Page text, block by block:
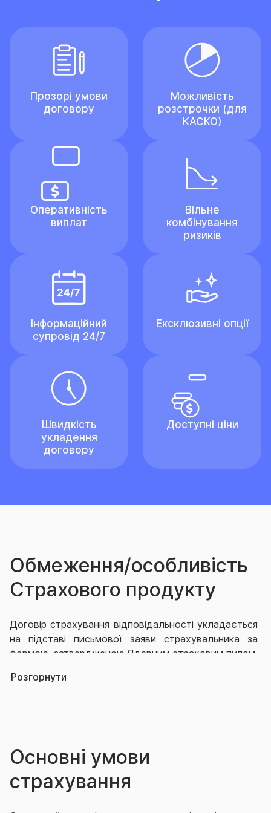
Прозорі умови
договору
Можливість
розстрочки (для
КАСКО)
Оперативність
виплат
Вільне
комбінування
ризиків
Інформаційний
супровід 24/7
Ексклюзивні опції
Швидкість
укладення
договору
Доступні ціни
Обмеження/особливість
Страхового продукту
Договір страхування відповідальності укладається
на підставі письмової заяви страхувальника за
формою, затвердженою Ядерним страховим пулом,
страхувальником лише після призначення
Розгорнути
Основні умови
страхування